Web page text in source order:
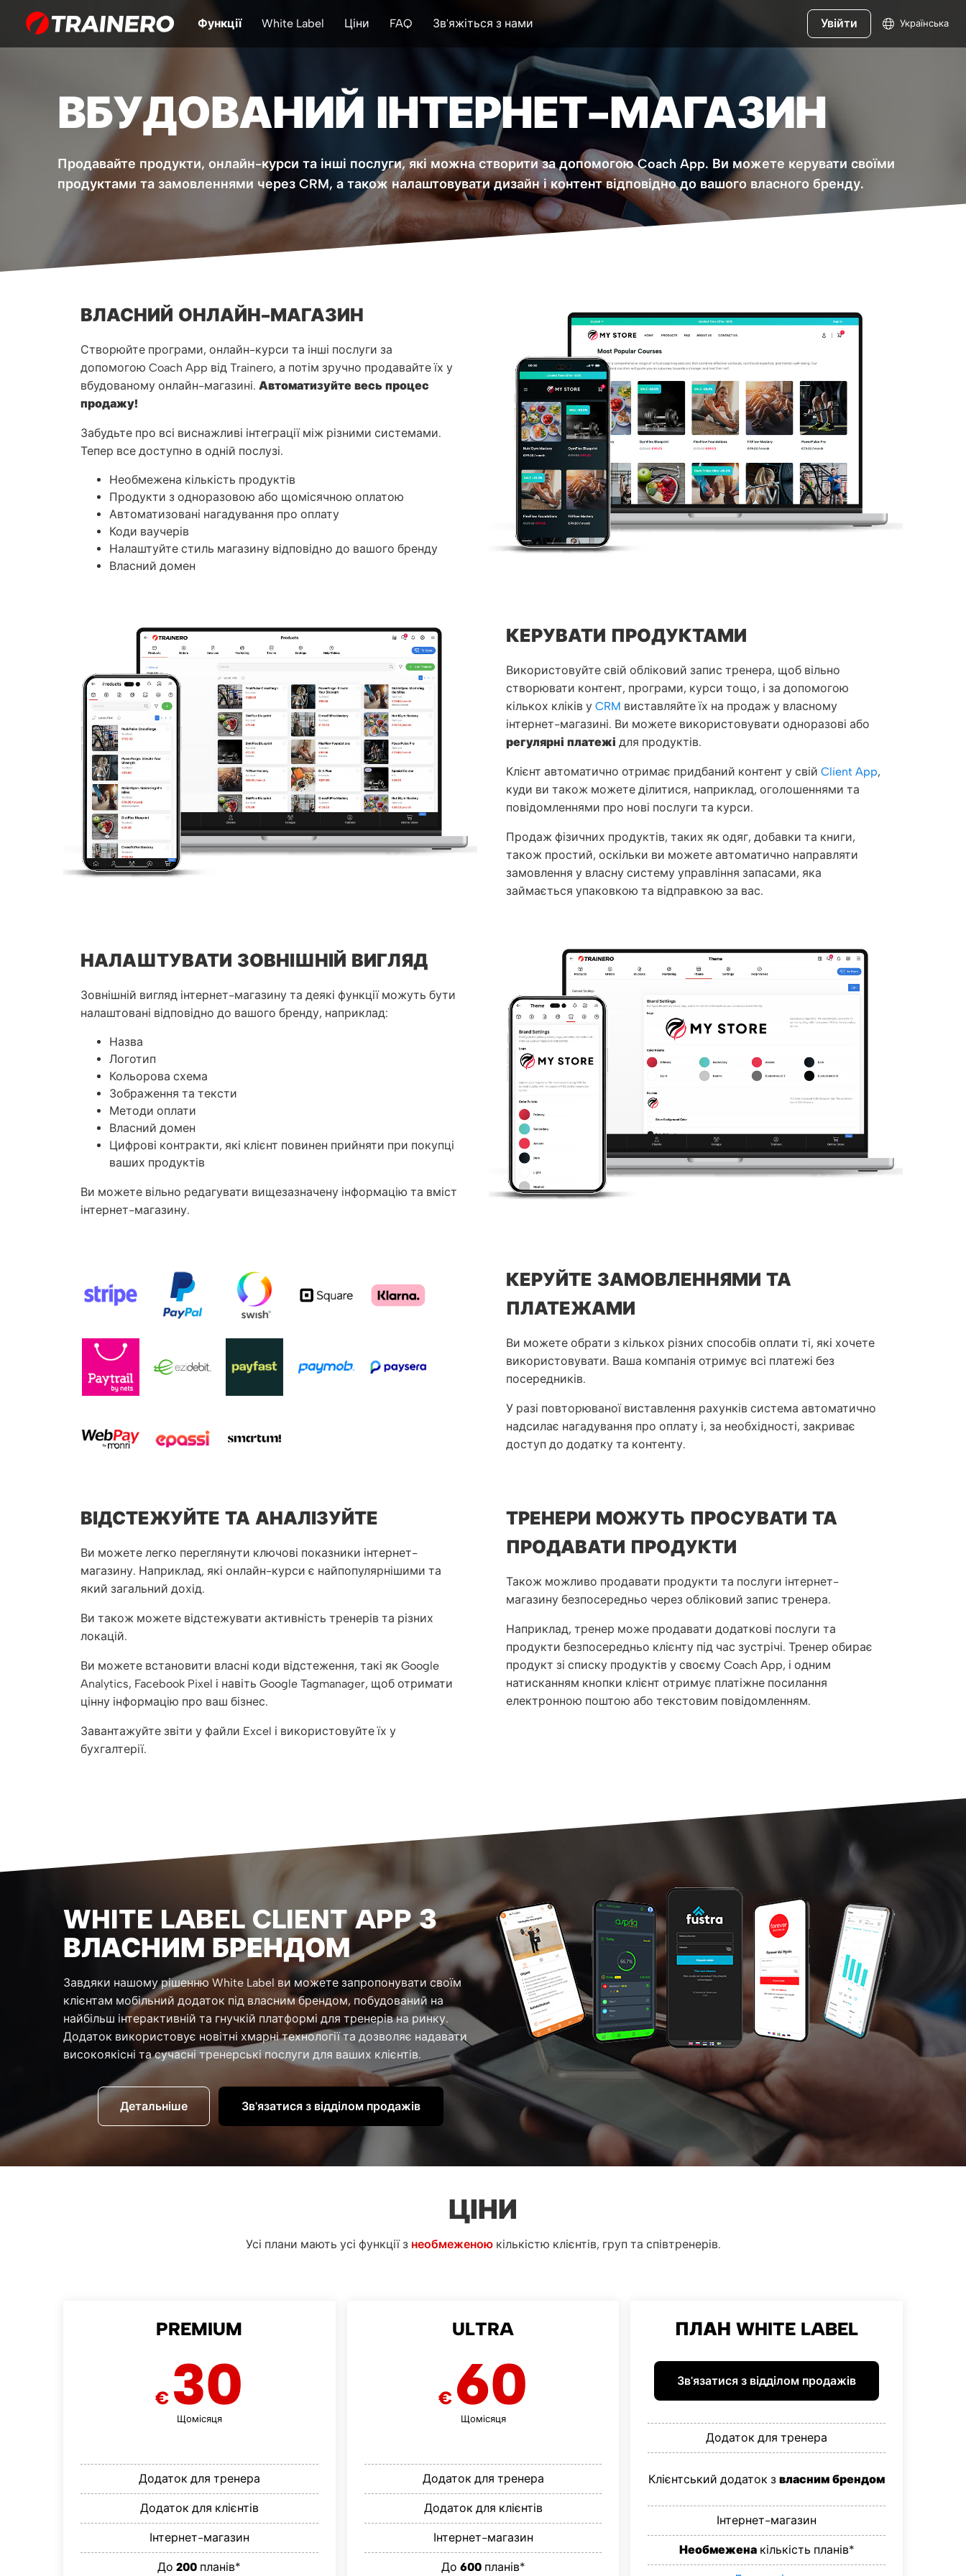
Функції White Label Ціни FAQ Зв'яжіться з нами Увійти Українська
ВБУДОВАНИЙ ІНТЕРНЕТ-МАГАЗИН
Продавайте продукти, онлайн-курси та інші послуги, які можна створити за допомогою Coach App. Ви можете керувати своїми
продуктами та замовленнями через CRM, а також налаштовувати дизайн і контент відповідно до вашого власного бренду.
ВЛАСНИЙ ОНЛАЙН-МАГАЗИН
Створюйте програми, онлайн-курси та інші послуги за
допомогою Coach App від Trainero, а потім зручно продавайте їх у
вбудованому онлайн-магазині. Автоматизуйте весь процес
продажу!
Забудьте про всі виснажливі інтеграції між різними системами.
Тепер все доступно в одній послузі.
Необмежена кількість продуктів
Продукти з одноразовою або щомісячною оплатою
Автоматизовані нагадування про оплату
Коди ваучерів
Налаштуйте стиль магазину відповідно до вашого бренду
Власний домен
КЕРУВАТИ ПРОДУКТАМИ
Використовуйте свій обліковий запис тренера, щоб вільно
створювати контент, програми, курси тощо, і за допомогою
кількох кліків у CRM виставляйте їх на продаж у власному
інтернет-магазині. Ви можете використовувати одноразові або
регулярні платежі для продуктів.
Клієнт автоматично отримає придбаний контент у свій Client App,
куди ви також можете ділитися, наприклад, оголошеннями та
повідомленнями про нові послуги та курси.
Продаж фізичних продуктів, таких як одяг, добавки та книги,
також простий, оскільки ви можете автоматично направляти
замовлення у власну систему управління запасами, яка
займається упаковкою та відправкою за вас.
НАЛАШТУВАТИ ЗОВНІШНІЙ ВИГЛЯД
Зовнішній вигляд інтернет-магазину та деякі функції можуть бути
налаштовані відповідно до вашого бренду, наприклад:
Назва
Логотип
Кольорова схема
Зображення та тексти
Методи оплати
Власний домен
Цифрові контракти, які клієнт повинен прийняти при покупці
ваших продуктів
Ви можете вільно редагувати вищезазначену інформацію та вміст
інтернет-магазину.
КЕРУЙТЕ ЗАМОВЛЕННЯМИ ТА
ПЛАТЕЖАМИ
Ви можете обрати з кількох різних способів оплати ті, які хочете
використовувати. Ваша компанія отримує всі платежі без
посередників.
У разі повторюваної виставлення рахунків система автоматично
надсилає нагадування про оплату і, за необхідності, закриває
доступ до додатку та контенту.
ВІДСТЕЖУЙТЕ ТА АНАЛІЗУЙТЕ
Ви можете легко переглянути ключові показники інтернет-
магазину. Наприклад, які онлайн-курси є найпопулярнішими та
який загальний дохід.
Ви також можете відстежувати активність тренерів та різних
локацій.
Ви можете встановити власні коди відстеження, такі як Google
Analytics, Facebook Pixel і навіть Google Tagmanager, щоб отримати
цінну інформацію про ваш бізнес.
Завантажуйте звіти у файли Excel і використовуйте їх у
бухгалтерії.
ТРЕНЕРИ МОЖУТЬ ПРОСУВАТИ ТА
ПРОДАВАТИ ПРОДУКТИ
Також можливо продавати продукти та послуги інтернет-
магазину безпосередньо через обліковий запис тренера.
Наприклад, тренер може продавати додаткові послуги та
продукти безпосередньо клієнту під час зустрічі. Тренер обирає
продукт зі списку продуктів у своєму Coach App, і одним
натисканням кнопки клієнт отримує платіжне посилання
електронною поштою або текстовим повідомленням.
WHITE LABEL CLIENT APP З
ВЛАСНИМ БРЕНДОМ
Завдяки нашому рішенню White Label ви можете запропонувати своїм
клієнтам мобільний додаток під власним брендом, побудований на
найбільш інтерактивній та гнучкій платформі для тренерів на ринку.
Додаток використовує новітні хмарні технології та дозволяє надавати
високоякісні та сучасні тренерські послуги для ваших клієнтів.
Детальніше Зв'язатися з відділом продажів
ЦІНИ
Усі плани мають усі функції з необмеженоюкількістю клієнтів, груп та співтренерів.
PREMIUM
€ 30
Щомісяця
Додаток для тренера
Додаток для клієнтів
Інтернет-магазин
До200 планів*
ULTRA
€ 60
Щомісяця
Додаток для тренера
Додаток для клієнтів
Інтернет-магазин
До 600планів*
ПЛАН WHITE LABEL
Зв'язатися з відділом продажів
Додаток для тренера
Клієнтський додаток звласним брендом
Інтернет-магазин
Необмеженакількість планів*